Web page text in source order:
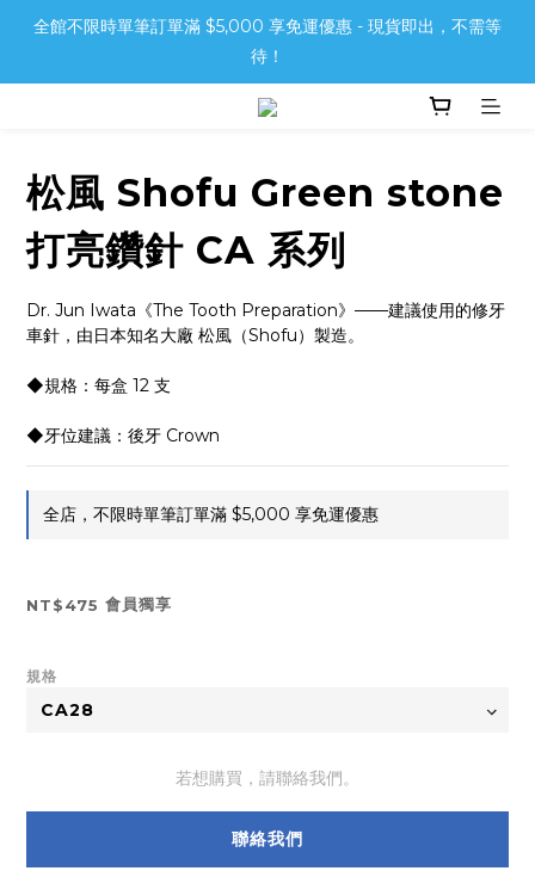
全館不限時單筆訂單滿 $5,000 享免運優惠 - 現貨即出，不需等
待！
松風 Shofu Green stone
打亮鑽針 CA 系列
Dr. Jun Iwata《The Tooth Preparation》——建議使用的修牙
車針，由日本知名大廠 松風（Shofu）製造。
◆規格：每盒 12 支
◆牙位建議：後牙 Crown
全店，不限時單筆訂單滿 $5,000 享免運優惠
NT$475 會員獨享
規格
若想購買，請聯絡我們。
聯絡我們